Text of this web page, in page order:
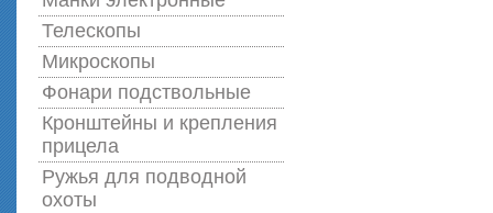
Телескопы
Микроскопы
Фонари подствольные
Кронштейны и крепления
прицела
Ружья для подводной
оxоты